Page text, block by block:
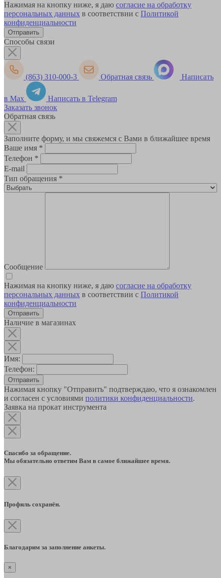
Нажимая на кнопку ниже, я даю согласие на обработку
персональных данных в соответствии с Политикой
конфиденциальности
Способы связи
(863) 310-000-3 Обратная связь Написать
в Max
Написать в Telegram
Заказать звонок
Обратная связь
Заполните форму, и мы свяжемся с Вами в ближайшее время
Ваше имя *
Телефон *
E-mail
Тип обращения *
Сообщение
Нажимая на кнопку ниже, я даю согласие на обработку
персональных данных в соответствии с Политикой
конфиденциальности
Наличие в магазинах
Имя:
Телефон:
Отправить
Нажимая кнопку "Отправить" подтверждаю, что я ознакомлен
и согласен с условиями политики конфиденциальности.
Заявка на прокат инструмента
Спасибо за обращение.
Мы обязательно ответим Вам в самое ближайшее время.
Профиль сохранён.
Благодарим за заполнение анкеты.
×